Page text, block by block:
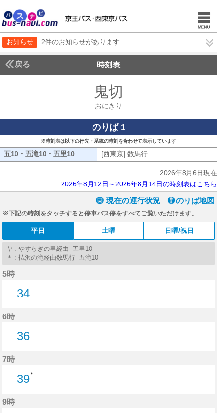
お知らせ 2件のお知らせがあります
戻る 時刻表
鬼切
おにきり
のりば 1
※時刻表は以下の行先・系統の時刻を合わせて表示しています
五10・五滝10・五里10 五10・五滝10・五里10
[西東京] 数馬行
2026年8月6日現在
2026年8月12日～2026年8月14日の時刻表はこちら
現在の運行状況 のりば地図
※下記の時刻をタッチすると停車バス停をすべてご覧いただけます。
平日 土曜 日曜/祝日
ヤ : やすらぎの里経由 五里10
＊ : 払沢の滝経由数馬行 五滝10
5時
34
6時
36
7時
39 ＊
9時